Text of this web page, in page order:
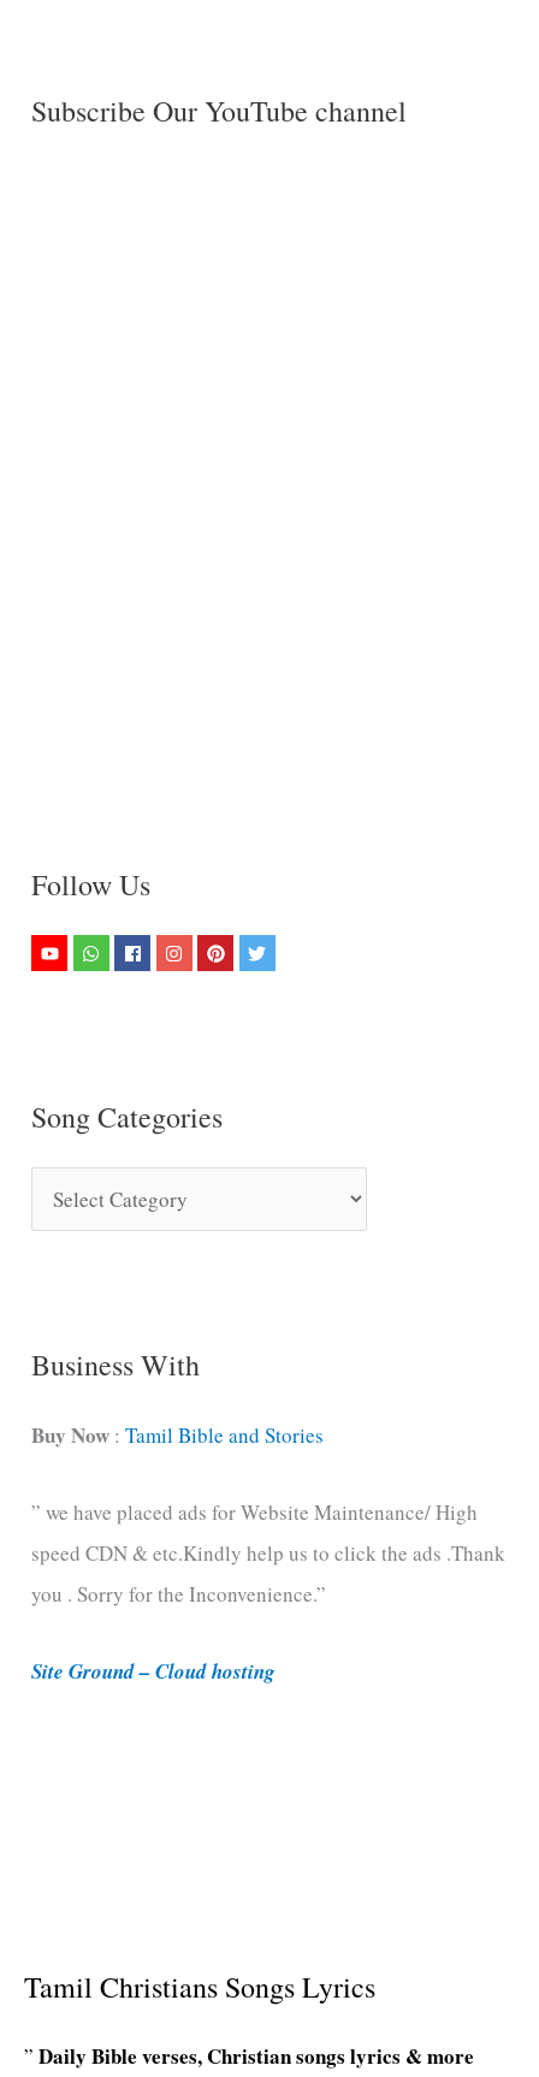
Subscribe Our YouTube channel
Follow Us
Song Categories
o
C
t
g
o
r
e
Business With
Buy Now :Tamil Bible and Stories
” we have placed ads for Website Maintenance/ High
speed CDN & etc.Kindly help us to click the ads .Thank
you . Sorry for the Inconvenience.”
Site Ground – Cloud hosting
Tamil Christians Songs Lyrics
” Daily Bible verses, Christian songs lyrics & more